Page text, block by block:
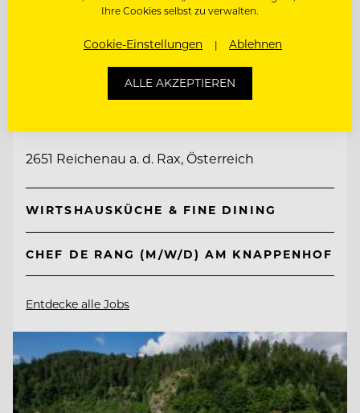
TOP ARBEITGEBER
Knappenhof
2651 Reichenau a. d. Rax, Österreich
WIRTSHAUSKÜCHE & FINE DINING
CHEF DE RANG (M/W/D) AM KNAPPENHOF
Entdecke alle Jobs
Ihre Cookies selbst zu verwalten.
Cookie-Einstellungen Ablehnen
ALLE AKZEPTIEREN